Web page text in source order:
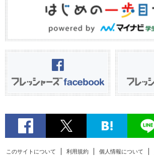
このサイトについて 利用規約 個人情報について